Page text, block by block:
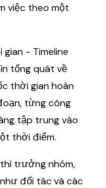
việc theo một
- Timeline
tổng quát về
thời gian hoàn
từng công
tập trung vào
thời điểm.
trưởng nhóm,
đối tác và các